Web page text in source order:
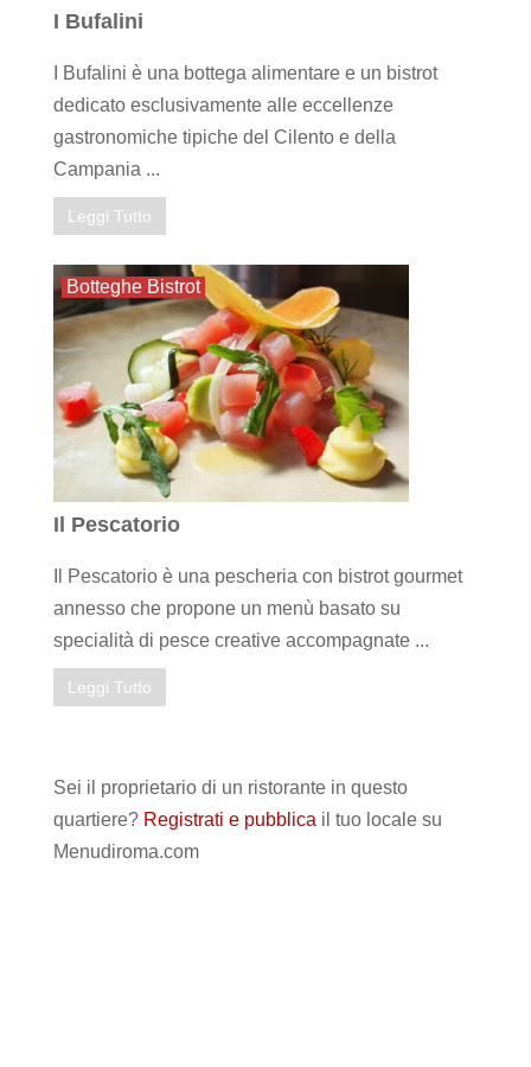
I Bufalini
I Bufalini è una bottega alimentare e un bistrot
dedicato esclusivamente alle eccellenze
gastronomiche tipiche del Cilento e della
Campania ...
Leggi Tutto
Botteghe Bistrot
Il Pescatorio
Il Pescatorio è una pescheria con bistrot gourmet
annesso che propone un menù basato su
specialità di pesce creative accompagnate ...
Leggi Tutto
Sei il proprietario di un ristorante in questo
quartiere? Registrati e pubblica il tuo locale su
Menudiroma.com